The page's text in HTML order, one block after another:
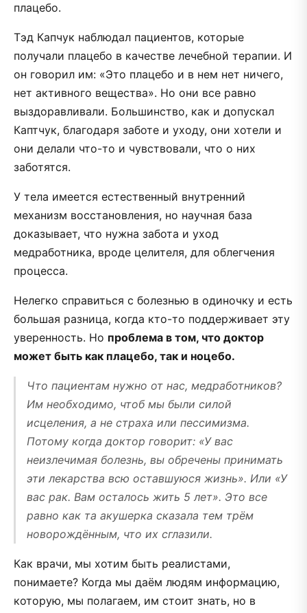
плацебо.
Тэд Капчук наблюдал пациентов, которые
получали плацебо в качестве лечебной терапии. И
он говорил им: «Это плацебо и в нем нет ничего,
нет активного вещества». Но они все равно
выздоравливали. Большинство, как и допускал
Каптчук, благодаря заботе и уходу, они хотели и
они делали что-то и чувствовали, что о них
заботятся.
У тела имеется естественный внутренний
механизм восстановления, но научная база
доказывает, что нужна забота и уход
медработника, вроде целителя, для облегчения
процесса.
Нелегко справиться с болезнью в одиночку и есть
большая разница, когда кто-то поддерживает эту
уверенность. Но проблема в том, что доктор
может быть как плацебо, так и ноцебо.
Что пациентам нужно от нас, медработников?
Им необходимо, чтоб мы были силой
исцеления, а не страха или пессимизма.
Потому когда доктор говорит: «У вас
неизлечимая болезнь, вы обречены принимать
эти лекарства всю оставшуюся жизнь». Или «У
вас рак. Вам осталось жить 5 лет». Это все
равно как та акушерка сказала тем трём
новорождённым, что их сглазили.
Как врачи, мы хотим быть реалистами,
понимаете? Когда мы даём людям информацию,
которую, мы полагаем, им стоит знать, но в